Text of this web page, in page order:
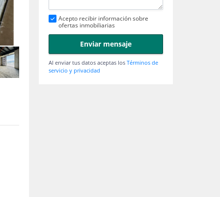
Acepto recibir información sobre
ofertas inmobiliarias
Enviar mensaje
Al enviar tus datos aceptas los Términos de
servicio y privacidad